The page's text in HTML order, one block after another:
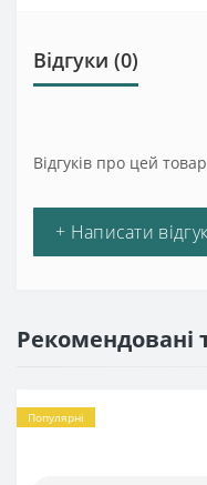
Відгуки (0)
Відгуків про цей
+ Написати відгук
Рекомендовані
Популярні